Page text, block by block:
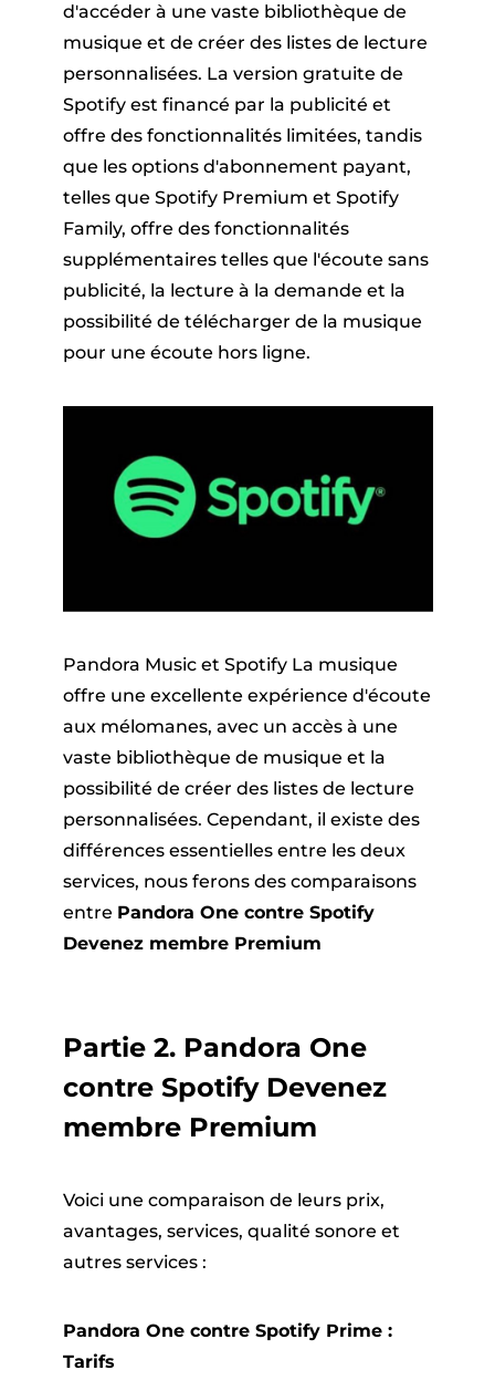
d'accéder à une vaste bibliothèque de
musique et de créer des listes de lecture
personnalisées. La version gratuite de
Spotify est financé par la publicité et
offre des fonctionnalités limitées, tandis
que les options d'abonnement payant,
telles que Spotify Premium et Spotify
Family, offre des fonctionnalités
supplémentaires telles que l'écoute sans
publicité, la lecture à la demande et la
possibilité de télécharger de la musique
pour une écoute hors ligne.
Pandora Music et Spotify La musique
offre une excellente expérience d'écoute
aux mélomanes, avec un accès à une
vaste bibliothèque de musique et la
possibilité de créer des listes de lecture
personnalisées. Cependant, il existe des
différences essentielles entre les deux
services, nous ferons des comparaisons
entre Pandora One contre Spotify
Devenez membre Premium
Partie 2. Pandora One
contre Spotify Devenez
membre Premium
Voici une comparaison de leurs prix,
avantages, services, qualité sonore et
autres services :
Pandora One contre Spotify Prime :
Tarifs